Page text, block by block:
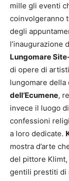
mille gli eventi
coinvolgeranno
degli
l’inaugurazione
Lungomare
di opere di
lungomare della
dell’Ecumene,
invece il luogo
confessioni
a loro dedicate.
mostra d’arte
del pittore
gentili prestiti di